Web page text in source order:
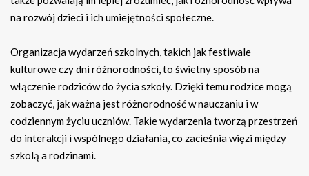
na rozwój dzieci i ich umiejętności społeczne.
Organizacja wydarzeń szkolnych, takich jak festiwale
kulturowe czy dni różnorodności, to świetny sposób na
włączenie rodziców do życia szkoły. Dzięki temu rodzice mogą
zobaczyć, jak ważna jest różnorodność w nauczaniu i w
codziennym życiu uczniów. Takie wydarzenia tworzą przestrzeń
do interakcji i wspólnego działania, co zacieśnia więzi między
szkolą a rodzinami.